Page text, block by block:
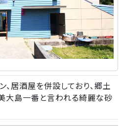
居酒屋を併設しており、郷土
大島一番と言われる綺麗な砂